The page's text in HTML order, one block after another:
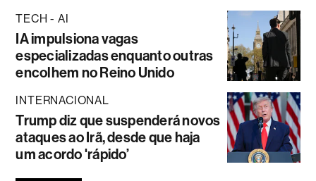
TECH - AI
IA impulsiona vagas
especializadas enquanto outras
encolhem no Reino Unido
INTERNACIONAL
Trump diz que suspenderá novos
ataques ao Irã, desde que haja
um acordo 'rápido’